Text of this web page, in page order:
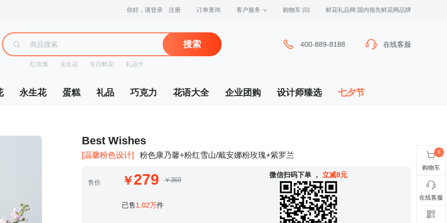
你好，请登录 注册 订单查询 客户服务 购物车 (0) 鲜花礼品网:国内领先鲜花网品牌
搜索
红玫瑰 永生花 生日鲜花 礼品卡
400-889-8188 在线客服
400-889-8188 在线客服
永生花 蛋糕 礼品 巧克力 花语大全 企业团购 设计师臻选 七夕节
Best Wishes
[温馨粉色设计] 粉色康乃馨+粉红雪山/戴安娜粉玫瑰+紫罗兰
售价 279 ￥369
微信扫码下单 ， 立减8元
已售1.02万件
购物车
在线客服